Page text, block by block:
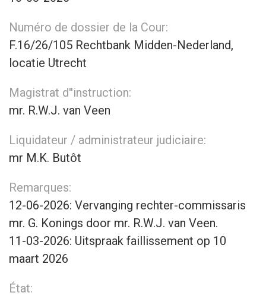
Numéro de dossier de la Cour:
F.16/26/105 Rechtbank Midden-Nederland,
locatie Utrecht
Magistrat d''instruction:
mr. R.W.J. van Veen
Liquidateur / administrateur judiciaire:
mr M.K. Butôt
Remarques:
12-06-2026: Vervanging rechter-commissaris
mr. G. Konings door mr. R.W.J. van Veen.
11-03-2026: Uitspraak faillissement op 10
maart 2026
État: